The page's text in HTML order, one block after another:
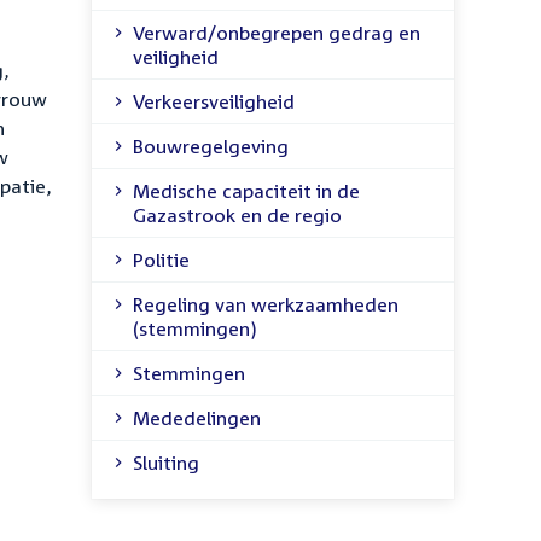
Verward/onbegrepen gedrag en
veiligheid
Verkeersveiligheid
Bouwregelgeving
Medische capaciteit in de
Gazastrook en de regio
Politie
Regeling van werkzaamheden
(stemmingen)
Stemmingen
Mededelingen
Sluiting